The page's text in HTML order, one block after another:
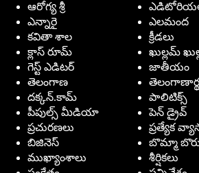
ఆరోగ్య శ్రీ
ఎన్నారై
ఎలమంద
కవితా శాల
క్రీడలు
క్లాస్ రూమ్
ఖుల్లమ్
గెస్ట్ ఎడిటర్
జాతీయం
తెలంగాణ
దక్కన్.కామ్
పాలిటిక్స్
పీపుల్స్ ‌మీడియా
పెన్ డ్రైవ్
ప్రచురణలు
ప్రత్యేక
బిజినెస్
బొమ్మా
ముఖ్యాంశాలు
శీర్షికలు